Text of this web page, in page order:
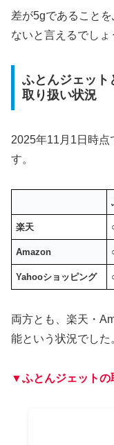
差が5gであること
ないと言えるでしょ
ふとんジェッ
取り扱い状況
2025年11月1日時
す。
楽天
Amazon
Yahooショッピング
両方とも、楽天・
能という状況でした
▼ふとんジェットの